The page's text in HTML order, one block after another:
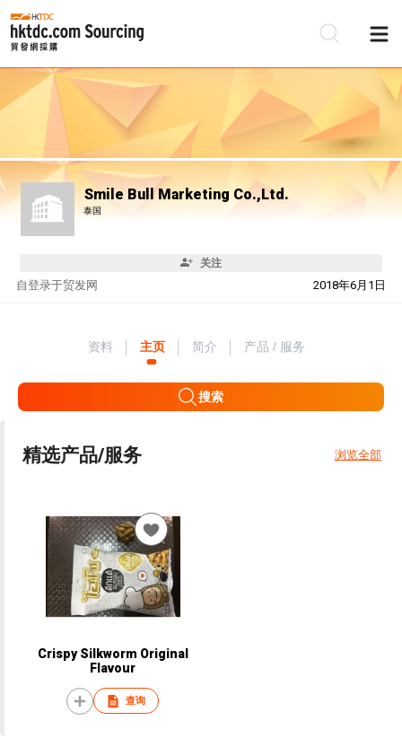
Smile Bull Marketing Co.,Ltd.
泰国
关注
自 2018年6月1日
登录于贸发网
资料 主页 简介 产品 / 服务
搜索
精选产品/服务 浏览全部
Crispy Silkworm Original
Flavour
查询